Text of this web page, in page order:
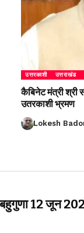
उत्तरकाशी उत्तराखंड
कैबिनेट मंत्री श्री
उतरकाशी भ्रमण
Lokesh
12 जून